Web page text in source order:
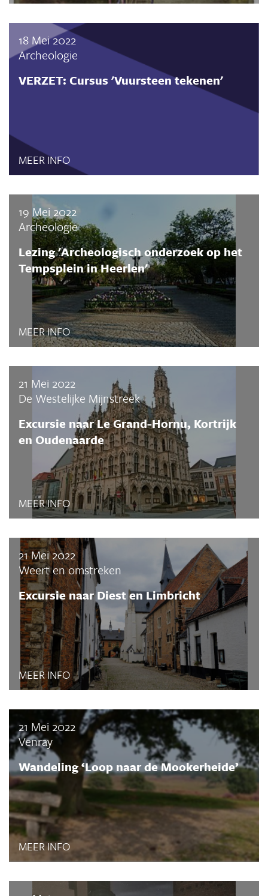
18 Mei 2022
Archeologie
VERZET: Cursus 'Vuursteen tekenen'
MEER INFO
19 Mei 2022
Archeologie
Lezing 'Archeologisch onderzoek op het
Tempsplein in Heerlen'
MEER INFO
21 Mei 2022
De Westelijke Mijnstreek
Excursie naar Le Grand-Hornu, Kortrijk
en Oudenaarde
MEER INFO
21 Mei 2022
Weert en omstreken
Excursie naar Diest en Limbricht
MEER INFO
21 Mei 2022
Venray
Wandeling ‘Loop naar de Mookerheide’
MEER INFO